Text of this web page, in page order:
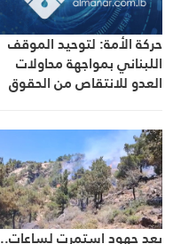
حركة الأمة: لتوحيد الموقف
اللبناني بمواجهة محاولات
العدو للانتقاص من الحقوق
بعد جهود استمرت لساعات..